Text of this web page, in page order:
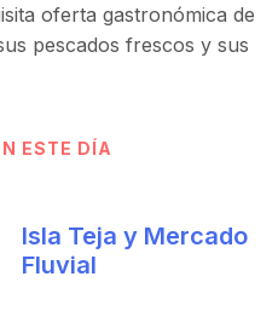
oferta gastronómica de
pescados frescos y sus
ESTE DÍA
Isla Teja y Mercado
Fluvial